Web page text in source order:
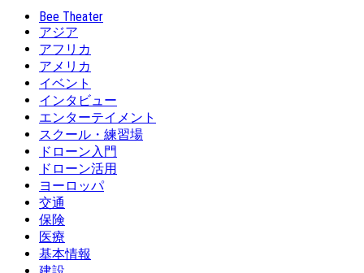
Bee Theater
アジア
アフリカ
アメリカ
イベント
インタビュー
エンターテイメント
スクール・練習場
ドローン入門
ドローン活用
ヨーロッパ
交通
保険
医療
基本情報